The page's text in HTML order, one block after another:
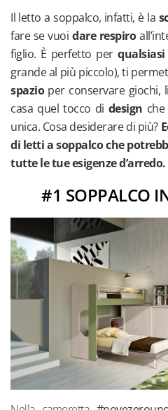
Il letto a soppalco, infatti, è la
fare se vuoidare respiro
figlio. È perfetto per
grande al più piccolo), ti
spazioper conservare giochi,
casa quel tocco di design
unica. Cosa desiderare di più?
di letti a soppalco che
tutte le tue esigenze d’arredo.
#1 SOPPALCO